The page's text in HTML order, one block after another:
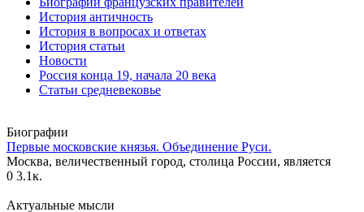
История античность
История в вопросах и ответах
История статьи
Новости
Россия конца 19, начала 20 века
Статьи средневековье
Биографии
Первые московские князья. Объединение Руси.
Москва, величественный город, столица России, является
0 3.1к.
Актуальные мысли